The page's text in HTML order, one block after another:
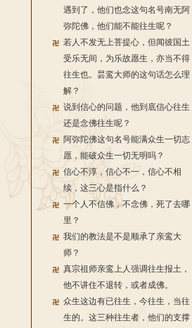
遇到了，他们也念这句名号南无阿
弥陀佛，他们能不能往生呢？
若人不发无上菩提心，但闻彼国土
受乐无间，为乐故愿生，亦当不得
往生也。昙鸾大师的这句话怎么理
解？
说到信心的问题，他到底信心往生
还是念佛往生呢？
阿弥陀佛这句名号能满众生一切志
愿，能破众生一切无明吗？
信心不淳，信心不一，信心不相
续，这三心是指什么？
一个人不信佛，不念佛，死了去哪
里？
我们的教法是不是顺承了亲鸾大
师？
真宗祖师亲鸾上人强调往生报土，
他不讲住不退转，或者成佛。
众生这边有已往生，今往生，当往
生的。这三种往生者，他们的支撑